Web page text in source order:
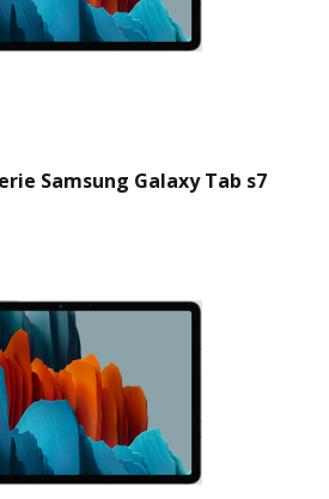
Samsung Galaxy Tab s7